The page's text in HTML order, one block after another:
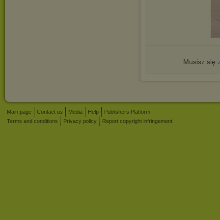
Musisz się
Main page Contact us Media Help
Publishers Platform
Terms and conditions
Privacy policy Report copyright infringement